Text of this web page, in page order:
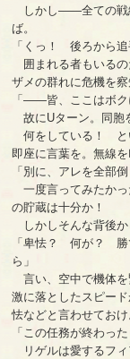
しかし――全ての戦
ば。
「くっ！ 後ろから
囲まれる者もいるの
ザメの群れに危機を察
「――皆、ここはボク
故にUターン。同胞
何をしている！ と
即座に言葉を。無線を
「別に、アレを全部
一度言ってみたか
の貯蔵は十分か！
しかしそんな背後か
「卑怯？ 何が？ 勝
ら」
言い、空中で機体を
激に落としたスピー
怯などと言わせてお
「この任務が終わっ
リゲルは愛するフィ